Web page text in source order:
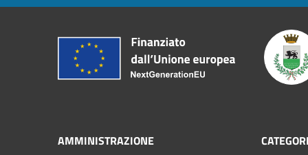
AMMINISTRAZIONE